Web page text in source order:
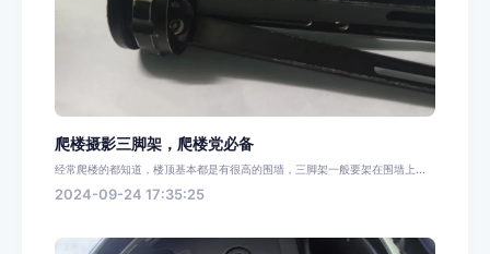
爬楼摄影三脚架，爬楼党必备
经常爬楼的都知道，楼顶基本都是有很高的围墙，三脚架一般要架在围墙上...
2024-09-24 17:35:25